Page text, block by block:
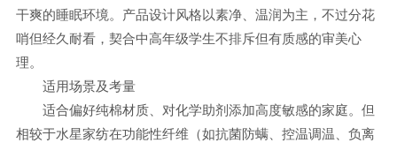
干爽的睡眠环境。产品设计风格以素净、温润为主，不过分花
哨但经久耐看，契合中高年级学生不排斥但有质感的审美心
理。
适用场景及考量
适合偏好纯棉材质、对化学助剂添加高度敏感的家庭。但
相较于水星家纺在功能性纤维（如抗菌防螨、控温调温、负离